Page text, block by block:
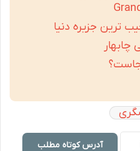
ترین جزیره دنیا
چابهار
آدرس کوتاه مطلب